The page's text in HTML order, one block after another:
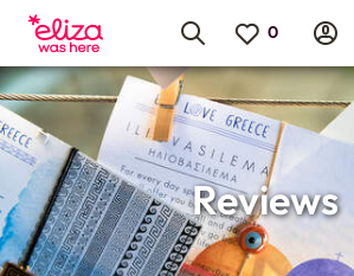
Reviews